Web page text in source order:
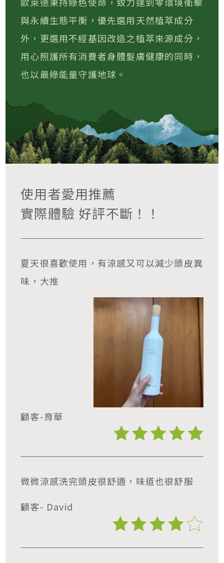
與永續生態平衡，優先選用天然植萃成分
外，更選用不經基因改造之植萃來源成分，
用心照護所有消費者身體髮膚健康的同時，
也以最綠能量守護地球。
使用者愛用推薦
實際體驗 好評不斷！！
夏天很喜歡使用，有涼感又可以減少頭皮異
味，大推
顧客-育華
微微涼感洗完頭皮很舒適，味道也很舒服
顧客- David